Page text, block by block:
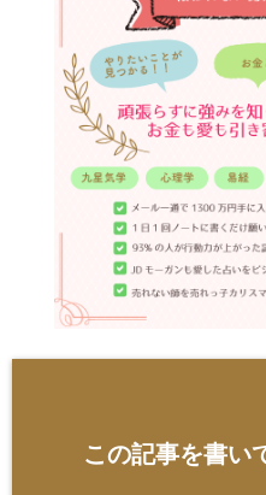
この記事を書い